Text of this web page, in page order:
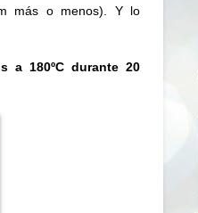
más o menos). Y lo
a 180ºC durante 20